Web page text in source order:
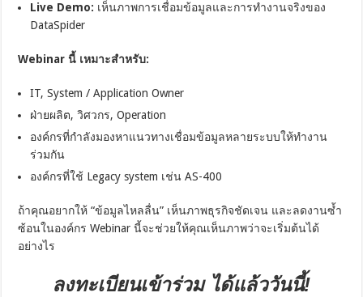
Live Demo: เห็นภาพการเชื่อมข้อมูลและการทำงานจริงของ
DataSpider
Webinar นี้ เหมาะสำหรับ:
IT, System / Application Owner
ฝ่ายผลิต, วิศวกร, Operation
องค์กรที่กำลังมองหาแนวทางเชื่อมข้อมูลหลายระบบให้ทำงาน
ร่วมกัน
องค์กรที่ใช้ Legacy system เช่น AS-400
ถ้าคุณอยากให้ “ข้อมูลไหลลื่น” เห็นภาพธุรกิจชัดเจน และลดงานซ้ำ
ซ้อนในองค์กร Webinar นี้จะช่วยให้คุณเห็นภาพว่าจะเริ่มต้นได้
อย่างไร
ลงทะเบียนเข้าร่วม ได้แล้ววันนี้!